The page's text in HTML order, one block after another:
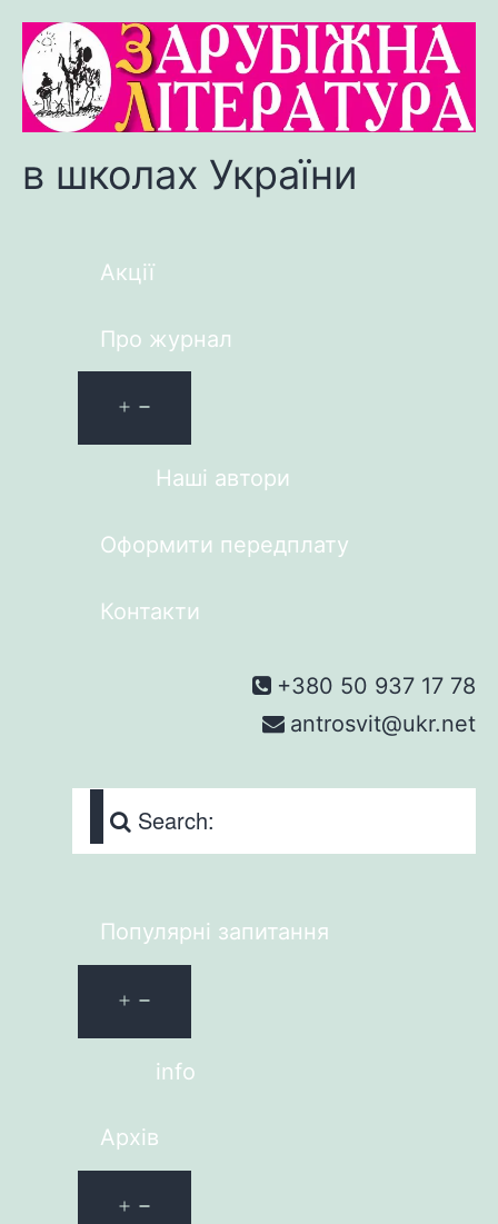
в школах України
Акції
Про журнал
Наші автори
Оформити передплату
Контакти
+380 50 937 17 78
antrosvit@ukr.net
Search:
Популярні запитання
info
Архів